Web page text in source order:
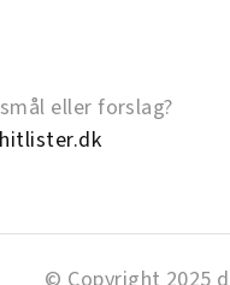
eller forslag?